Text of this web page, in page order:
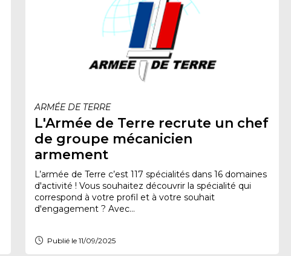
ARMÉE DE TERRE
L'Armée de Terre recrute un chef
de groupe mécanicien
armement
L’armée de Terre c’est 117 spécialités dans 16 domaines
d'activité ! Vous souhaitez découvrir la spécialité qui
correspond à votre profil et à votre souhait
d'engagement ? Avec...
Publié le 11/09/2025